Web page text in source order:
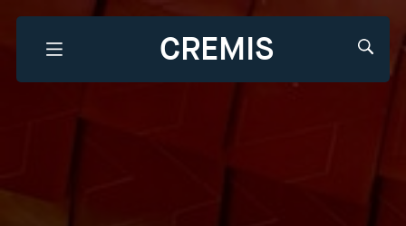
CREMIS
Que recherchez-vous?